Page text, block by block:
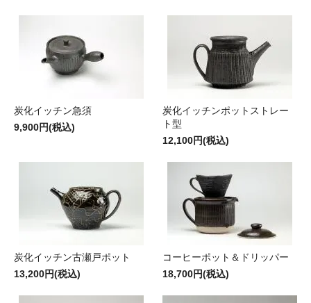
炭化イッチン急須
9,900円(税込)
炭化イッチンポットストレー
ト型
12,100円(税込)
炭化イッチン古瀬戸ポット
13,200円(税込)
コーヒーポット＆ドリッパー
18,700円(税込)